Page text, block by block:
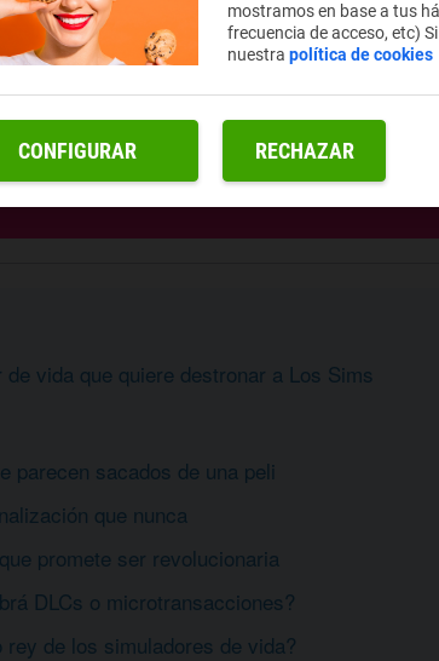
vida que quiere destronar a Los Sims
parecen sacados de una peli
que nunca
promete ser revolucionaria
DLCs o microtransacciones?
rey de los simuladores de vida?
mostramos en base a tus
frecuencia de acceso, etc)
nuestrapolítica de cookies
RECHAZAR
CONFIGURAR